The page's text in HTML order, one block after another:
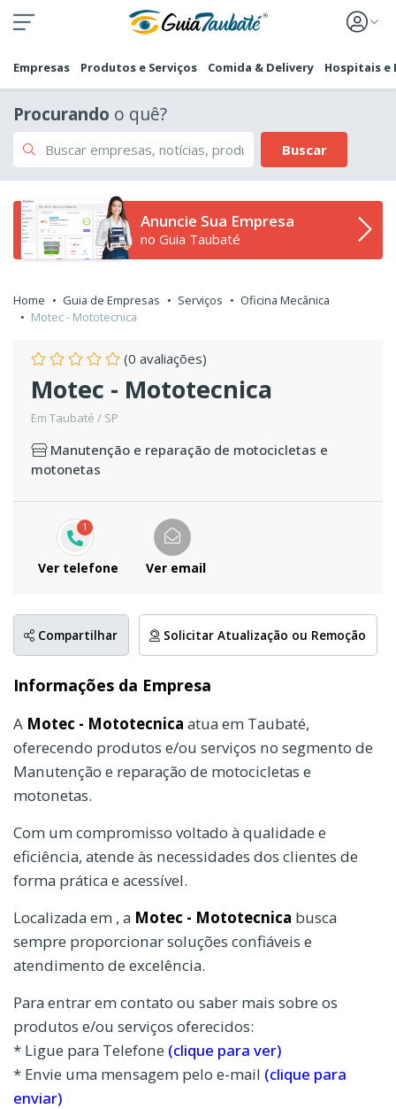
Empresas Produtos e Serviços Comida & Delivery Hospitais e
Procurando o quê?
Buscar
Anuncie Sua Empresa
no Guia Taubaté
Home Guia de Empresas Serviços
Oficina Mecânica
Motec - Mototecnica
(0 avaliações)
Motec - Mototecnica
Em Taubaté / SP
Manutenção e reparação de motocicletas e
motonetas
1
Ver telefone Ver email
Compartilhar Solicitar Atualização ou Remoção
Informações da Empresa
A Motec - Mototecnica atua em Taubaté,
oferecendo produtos e/ou serviços no segmento de
Manutenção e reparação de motocicletas e
motonetas.
Com um compromisso voltado à qualidade e
eficiência, atende às necessidades dos clientes de
forma prática e acessível.
Localizada em , a Motec - Mototecnica busca
sempre proporcionar soluções confiáveis e
atendimento de excelência.
Para entrar em contato ou saber mais sobre os
produtos e/ou serviços oferecidos:
* Ligue para Telefone (clique para ver)
* Envie uma mensagem pelo e-mail (clique para
enviar)